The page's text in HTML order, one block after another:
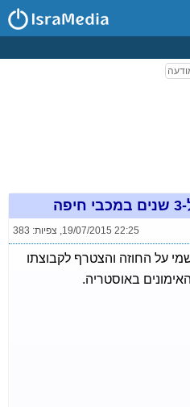
19/07/2015 22:25
, צפיות: 383
על החוזה והצטרף לקבוצתו
באוסטריה.